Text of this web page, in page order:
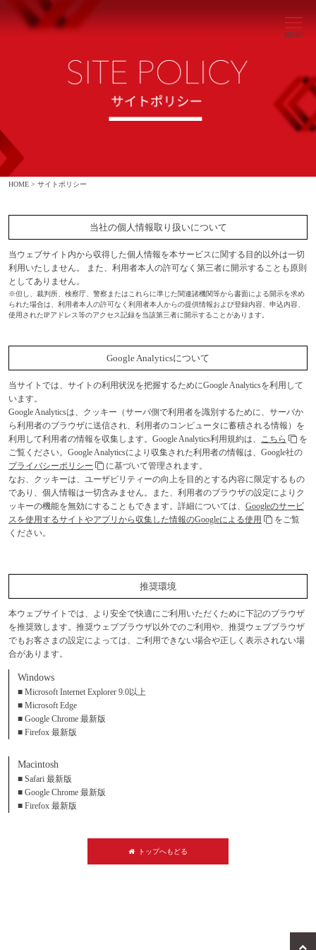
MENU
HOME > サイトポリシー
当社の個人情報取り扱いについて
当ウェブサイト内から収得した個人情報を本サービスに関する目的以外は一切
利用いたしません。 また、利用者本人の許可なく第三者に開示することも原則
としてありません。
※但し、裁判所、検察庁、警察またはこれらに準じた関連諸機関等から書面による開示を求め
られた場合は、利用者本人の許可なく利用者本人からの提供情報および登録内容、申込内容、
使用されたIPアドレス等のアクセス記録を当該第三者に開示することがあります。
Google Analyticsについて
当サイトでは、サイトの利用状況を把握するためにGoogle Analyticsを利用して
います。
Google Analyticsは、クッキー（サーバ側で利用者を識別するために、サーバか
ら利用者のブラウザに送信され、利用者のコンピュータに蓄積される情報）を
利用して利用者の情報を収集します。Google Analytics利用規約は、 こちら
を
ご覧ください。Google Analyticsにより収集された利用者の情報は、Google社の
プライバシーポリシー
に基づいて管理されます。
なお、クッキーは、ユーザビリティーの向上を目的とする内容に限定するもの
であり、個人情報は一切含みません。また、利用者のブラウザの設定によりク
ッキーの機能を無効にすることもできます。詳細については、 Googleのサービ
スを使用するサイトやアプリから収集した情報のGoogleによる使用
をご覧
ください。
推奨環境
本ウェブサイトでは、より安全で快適にご利用いただくために下記のブラウザ
を推奨致します。推奨ウェブブラウザ以外でのご利用や、推奨ウェブブラウザ
でもお客さまの設定によっては、ご利用できない場合や正しく表示されない場
合があります。
Windows
■ Microsoft Internet Explorer 9.0以上
■ Microsoft Edge
■ Google Chrome 最新版
■ Firefox 最新版
Macintosh
■ Safari 最新版
■ Google Chrome 最新版
■ Firefox 最新版
トップへもどる